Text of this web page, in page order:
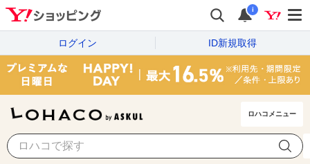
i
ログイン ID新規取得
ロハコメニュー